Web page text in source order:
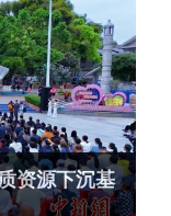
资源下沉基